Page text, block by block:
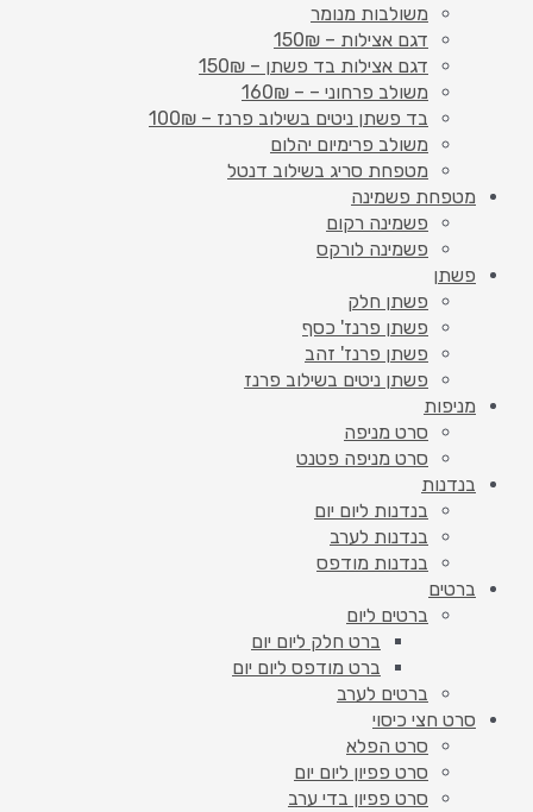
משולבות מנומר
דגם אצילות – 150₪
דגם אצילות בד פשתן – 150₪
משולב פרחוני – – 160₪
בד פשתן ניטים בשילוב פרנז – 100₪
משולב פרימיום יהלום
מטפחת סריג בשילוב דנטל
מטפחת פשמינה
פשמינה רקום
פשמינה לורקס
פשתן
פשתן חלק
פשתן פרנז' כסף
פשתן פרנז' זהב
פשתן ניטים בשילוב פרנז
מניפות
סרט מניפה
סרט מניפה פטנט
בנדנות
בנדנות ליום יום
בנדנות לערב
בנדנות מודפס
ברטים
ברטים ליום
ברט חלק ליום יום
ברט מודפס ליום יום
ברטים לערב
סרט חצי כיסוי
סרט הפלא
סרט פפיון ליום יום
סרט פפיון בדי ערב